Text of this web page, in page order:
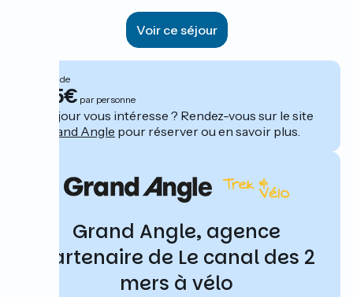
Voir ce séjour
À partir de
1015€ par personne
Ce séjour vous intéresse ? Rendez-vous sur le site
Grand Angle pour réserver ou en savoir plus.
Grand Angle, agence
partenaire de Le canal des 2
mers à vélo